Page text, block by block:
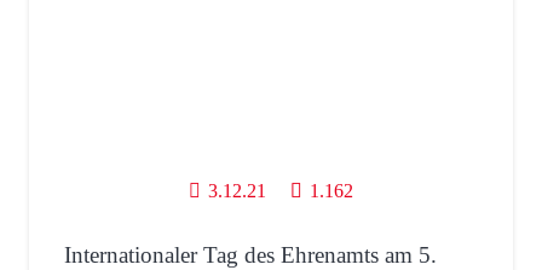
3.12.21 1.162
Internationaler Tag des Ehrenamts am 5.